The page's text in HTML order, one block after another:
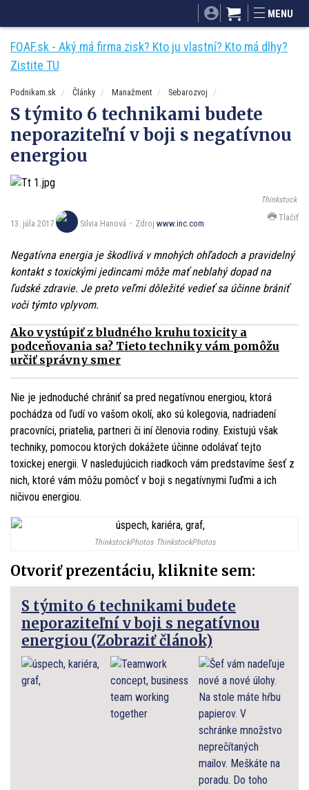
Mnamky-recepty.sk
MENU
FOAF.sk - Aký má firma zisk? Kto ju vlastní? Kto má dlhy?
Zistite TU
Podnikam.sk Články Manažment Sebarozvoj
S týmito 6 technikami budete
neporaziteľní v boji s negatívnou
energiou
Thinkstock
13. júla 2017 Silvia Hanová Zdroj www.inc.com
Tlačiť
Negatívna energia je škodlivá v mnohých ohľadoch a pravidelný
kontakt s toxickými jedincami môže mať neblahý dopad na
ľudské zdravie. Je preto veľmi dôležité vedieť sa účinne brániť
voči týmto vplyvom.
Ako vystúpiť z bludného kruhu toxicity a
podceňovania sa? Tieto techniky vám pomôžu
určiť správny smer
Nie je jednoduché chrániť sa pred negatívnou energiou, ktorá
pochádza od ľudí vo vašom okolí, ako sú kolegovia, nadriadení
pracovníci, priatelia, partneri či iní členovia rodiny. Existujú však
techniky, pomocou ktorých dokážete účinne odolávať tejto
toxickej energii. V nasledujúcich riadkoch vám predstavíme šesť z
nich, ktoré vám môžu pomôcť v boji s negatívnymi ľuďmi a ich
ničivou energiou.
ThinkstockPhotos ThinkstockPhotos
Otvoriť prezentáciu, kliknite sem:
S týmito 6 technikami budete
neporaziteľní v boji s negatívnou
energiou (Zobraziť článok)